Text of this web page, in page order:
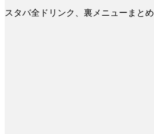
スタバ全ドリンク、裏メニューまとめ